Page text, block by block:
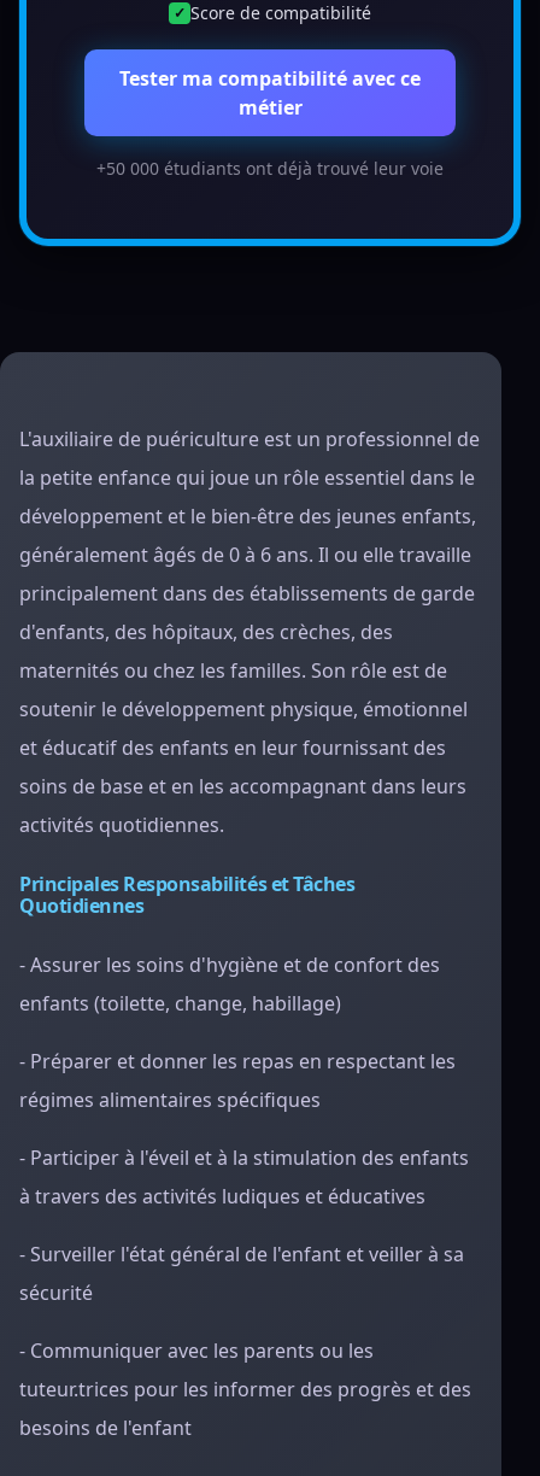
✓ Score de compatibilité
Tester ma compatibilité avec ce
métier
+50 000 étudiants ont déjà trouvé leur voie
L'auxiliaire de puériculture est un professionnel de
la petite enfance qui joue un rôle essentiel dans le
développement et le bien-être des jeunes enfants,
généralement âgés de 0 à 6 ans. Il ou elle travaille
principalement dans des établissements de garde
d'enfants, des hôpitaux, des crèches, des
maternités ou chez les familles. Son rôle est de
soutenir le développement physique, émotionnel
et éducatif des enfants en leur fournissant des
soins de base et en les accompagnant dans leurs
activités quotidiennes.
Principales Responsabilités et Tâches
Quotidiennes
- Assurer les soins d'hygiène et de confort des
enfants (toilette, change, habillage)
- Préparer et donner les repas en respectant les
régimes alimentaires spécifiques
- Participer à l'éveil et à la stimulation des enfants
à travers des activités ludiques et éducatives
- Surveiller l'état général de l'enfant et veiller à sa
sécurité
- Communiquer avec les parents ou les
tuteur.trices pour les informer des progrès et des
besoins de l'enfant